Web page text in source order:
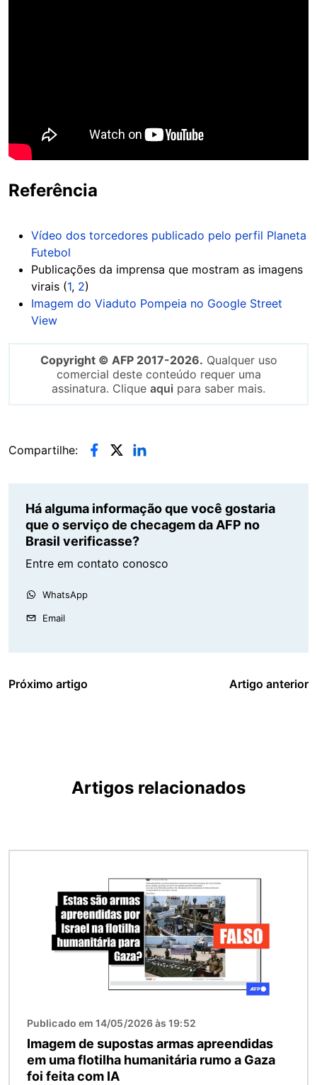
Referência
Vídeo dos torcedores publicado pelo perfil Planeta
Futebol
Publicações da imprensa que mostram as imagens
virais (1, 2)
Imagem do Viaduto Pompeia no Google Street
View
Copyright © AFP 2017-2026. Qualquer uso
comercial deste conteúdo requer uma
assinatura. Clique aqui para saber mais.
Compartilhe:
Há alguma informação que você gostaria
que o serviço de checagem da AFP no
Brasil verificasse?
Entre em contato conosco
WhatsApp
Email
Próximo artigo Artigo anterior
Artigos relacionados
Publicado em 14/05/2026 às 19:52
Imagem de supostas armas apreendidas
em uma flotilha humanitária rumo a Gaza
foi feita com IA